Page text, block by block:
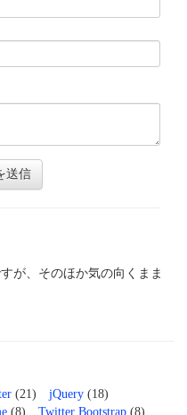
が、そのほか気の向くまま
(21) jQuery (18)
(8) Twitter Bootstrap (8)